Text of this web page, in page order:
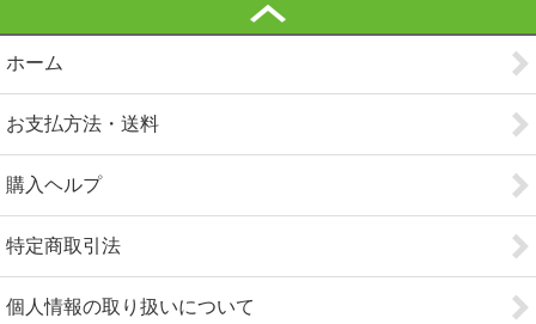
ホーム
お支払方法・送料
購入ヘルプ
特定商取引法
個人情報の取り扱いについて